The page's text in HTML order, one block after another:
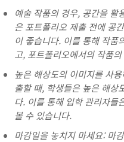
예술 작품의 경우, 공간을 활
은 포트폴리오 제출 전에 공
이 좋습니다. 이를 통해 작품
고, 포트폴리오에서의 작품
높은 해상도의 이미지를 사
출할 때, 학생들은 높은 해상
다. 이를 통해 입학 관리자들
볼 수 있습니다.
마감일을 놓치지 마세요: 마